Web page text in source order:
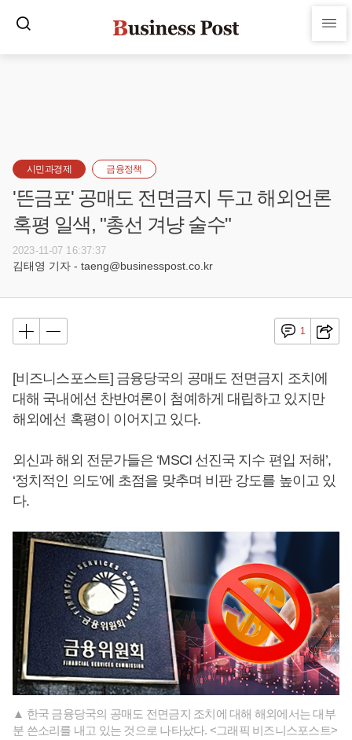
시민과경제 금융정책
'뜬금포' 공매도 전면금지 두고 해외언론
혹평 일색, "총선 겨냥 술수"
2023-11-07 16:37:37
김태영 기자 - taeng@businesspost.co.kr
1
[비즈니스포스트] 금융당국의 공매도 전면금지 조치에
대해 국내에선 찬반여론이 첨예하게 대립하고 있지만
해외에선 혹평이 이어지고 있다.
외신과 해외 전문가들은 ‘MSCI 선진국 지수 편입 저해’,
‘정치적인 의도’에 초점을 맞추며 비판 강도를 높이고 있
다.
▲ 한국 금융당국의 공매도 전면금지 조치에 대해 해외에서는 대부
분 쓴소리를 내고 있는 것으로 나타났다. <그래픽 비즈니스포스트>